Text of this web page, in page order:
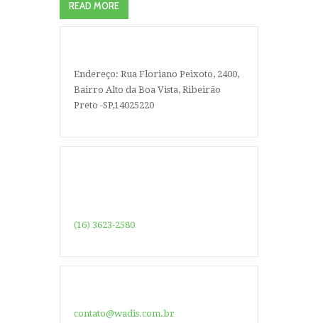
READ MORE
Endereço: Rua Floriano Peixoto, 2400,
Bairro Alto da Boa Vista, Ribeirão
Preto -SP,14025220
(16) 3623-2580
contato@wadis.com.br